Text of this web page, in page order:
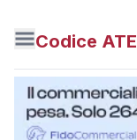
Codice